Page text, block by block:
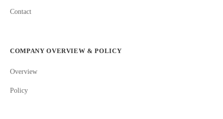
Contact
COMPANY OVERVIEW & POLICY
Overview
Policy